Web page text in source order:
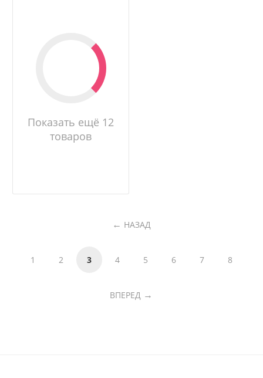
Показать ещё 12
товаров
НАЗАД
1 2 3 4 5 6 7 8
ВПЕРЕД